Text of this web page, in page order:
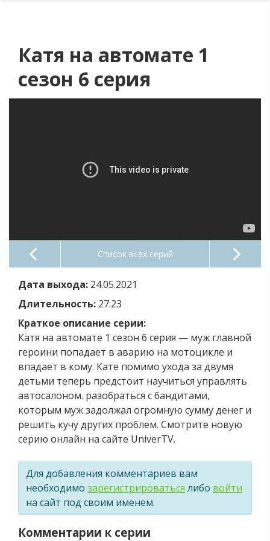
Катя на автомате 1
сезон 6 серия
Список всех серий
Дата выхода: 24.05.2021
Длительность: 27:23
Краткое описание серии:
Катя на автомате 1 сезон 6 серия — муж главной
героини попадает в аварию на мотоцикле и
впадает в кому. Кате помимо ухода за двумя
детьми теперь предстоит научиться управлять
автосалоном. разобраться с бандитами,
которым муж задолжал огромную сумму денег и
решить кучу других проблем. Смотрите новую
серию онлайн на сайте UniverTV.
Для добавления комментариев вам
необходимо зарегистрироваться либо войти
на сайт под своим именем.
Комментарии к серии